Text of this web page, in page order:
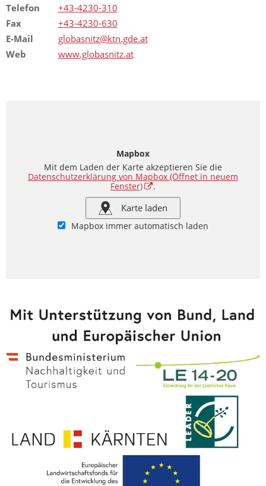
Telefon
+43-4230-310
Fax
+43-4230-630
E-Mail
globasnitz@ktn.gde.at
Web
www.globasnitz.at
Mapbox
Mit dem Laden der Karte akzeptieren Sie die
Datenschutzerklärung von Mapbox (Öffnet in neuem
Fenster)
.
Karte laden
Mapbox immer automatisch laden